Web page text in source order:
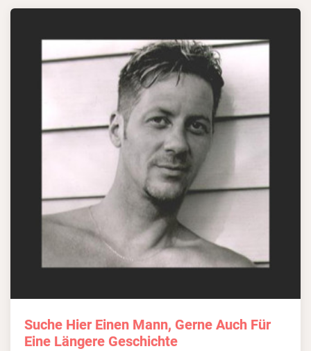
Suche Hier Einen Mann, Gerne Auch Für
Eine Längere Geschichte